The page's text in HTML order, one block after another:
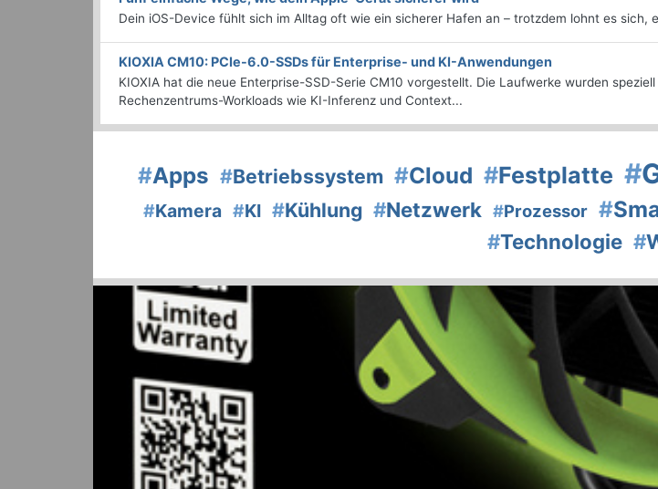
Dein iOS-Device fühlt sich im Alltag oft wie ein sicherer Hafen an – trotzdem lohnt es sich,
KIOXIA CM10: PCIe-6.0-SSDs für Enterprise- und KI-Anwendungen
KIOXIA hat die neue Enterprise-SSD-Serie CM10 vorgestellt. Die Laufwerke wurden
Rechenzentrums-Workloads wie KI-Inferenz und Context...
#Apps #Betriebssystem #Cloud #Festplatte #
#Kamera #KI #Kühlung #Netzwerk #Prozessor #
#Technologie #